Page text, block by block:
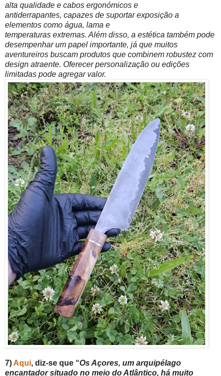
alta qualidade e cabos ergonómicos e
antiderrapantes, capazes de suportar exposição a
elementos como água, lama e
temperaturas extremas. Além disso, a estética também pode
desempenhar um papel importante, já que muitos
aventureiros buscam produtos que combinem robustez com
design atraente. Oferecer personalização ou edições
limitadas pode agregar valor.
7)Aqui, diz-se que “Os Açores, um arquipélago
encantador situado no meio do Atlântico, há muito